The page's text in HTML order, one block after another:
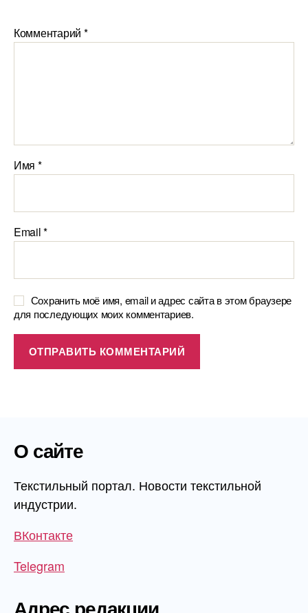
Комментарий *
Имя *
Email*
Сохранить моё имя, email и адрес сайта в этом браузере
для последующих моих комментариев.
О сайте
Текстильный портал. Новости текстильной
индустрии.
ВКонтакте
Telegram